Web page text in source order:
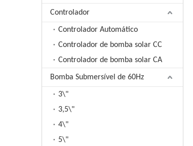
Controlador
Controlador Automático
Controlador de bomba solar CC
Controlador de bomba solar CA
Bomba Submersível de 60Hz
3\"
3,5\"
4\"
5\"